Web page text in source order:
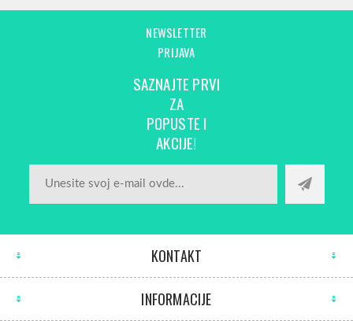
NEWSLETTER
PRIJAVA
SAZNAJTE PRVI
ZA
POPUSTE I
AKCIJE!
KONTAKT
INFORMACIJE